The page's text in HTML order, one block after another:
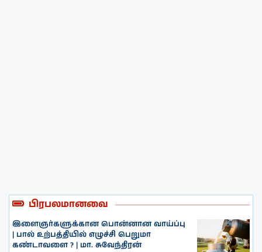
பிரபலமானவை
இளைஞர்களுக்கான பொன்னான வாய்ப்பு
| பால் உற்பத்தியில் எழுச்சி பெறுமா
கண்டாவளை ? | மா. சுவேந்திரன்